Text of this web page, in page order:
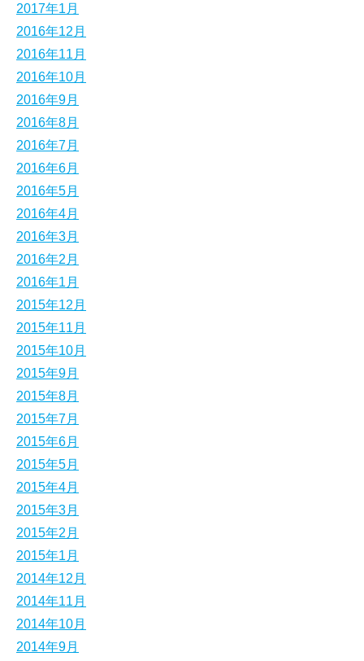
2017年1月
2016年12月
2016年11月
2016年10月
2016年9月
2016年8月
2016年7月
2016年6月
2016年5月
2016年4月
2016年3月
2016年2月
2016年1月
2015年12月
2015年11月
2015年10月
2015年9月
2015年8月
2015年7月
2015年6月
2015年5月
2015年4月
2015年3月
2015年2月
2015年1月
2014年12月
2014年11月
2014年10月
2014年9月